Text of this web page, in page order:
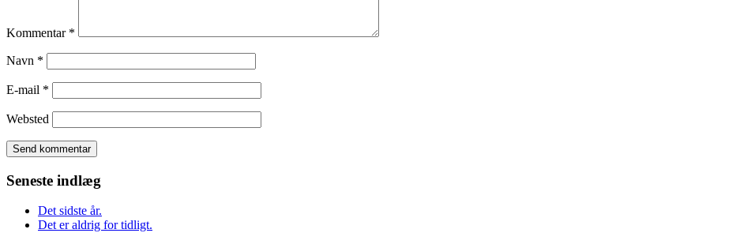
Kommentar *
Navn *
E-mail *
Websted
Seneste indlæg
Det sidste år.
Det er aldrig for tidligt.